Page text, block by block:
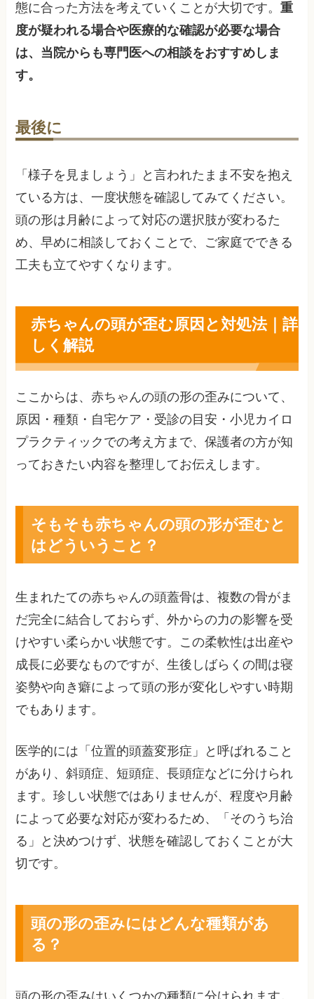
態に合った方法を考えていくことが大切です。重
度が疑われる場合や医療的な確認が必要な場合
は、当院からも専門医への相談をおすすめしま
す。
最後に
「様子を見ましょう」と言われたまま不安を抱え
ている方は、一度状態を確認してみてください。
頭の形は月齢によって対応の選択肢が変わるた
め、早めに相談しておくことで、ご家庭でできる
工夫も立てやすくなります。
赤ちゃんの頭が歪む原因と対処法｜詳
しく解説
ここからは、赤ちゃんの頭の形の歪みについて、
原因・種類・自宅ケア・受診の目安・小児カイロ
プラクティックでの考え方まで、保護者の方が知
っておきたい内容を整理してお伝えします。
そもそも赤ちゃんの頭の形が歪むと
はどういうこと？
生まれたての赤ちゃんの頭蓋骨は、複数の骨がま
だ完全に結合しておらず、外からの力の影響を受
けやすい柔らかい状態です。この柔軟性は出産や
成長に必要なものですが、生後しばらくの間は寝
姿勢や向き癖によって頭の形が変化しやすい時期
でもあります。
医学的には「位置的頭蓋変形症」と呼ばれること
があり、斜頭症、短頭症、長頭症などに分けられ
ます。珍しい状態ではありませんが、程度や月齢
によって必要な対応が変わるため、「そのうち治
る」と決めつけず、状態を確認しておくことが大
切です。
頭の形の歪みにはどんな種類があ
る？
頭の形の歪みはいくつかの種類に分けられます。